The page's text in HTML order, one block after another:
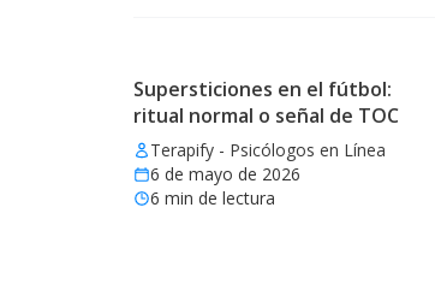
Supersticiones en el fútbol:
ritual normal o señal de TOC
Terapify - Psicólogos en Línea
6 de mayo de 2026
6 min de lectura